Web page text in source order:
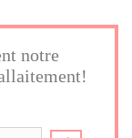
notre